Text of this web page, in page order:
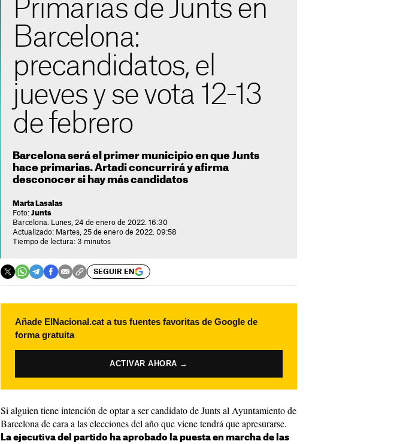
Primarias de Junts en
Barcelona:
precandidatos, el
jueves y se vota 12-13
de febrero
Barcelona será el primer municipio en que Junts
hace primarias. Artadi concurrirá y afirma
desconocer si hay más candidatos
Marta Lasalas
Foto: Junts
Barcelona. Lunes, 24 de enero de 2022. 16:30
Actualizado: Martes, 25 de enero de 2022. 09:58
Tiempo de lectura: 3 minutos
SEGUIR EN
Añade ElNacional.cat a tus fuentes favoritas de Google de
forma gratuita
ACTIVAR AHORA →
Si alguien tiene intención de optar a ser candidato de Junts al Ayuntamiento de
Barcelona de cara a las elecciones del año que viene tendrá que apresurarse.
La ejecutiva del partido ha aprobado la puesta en marcha de las